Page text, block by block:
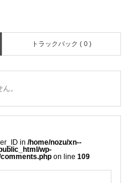
トラックバック ( 0 )
。
in /home/nozu/xn--
wp-
on line 109